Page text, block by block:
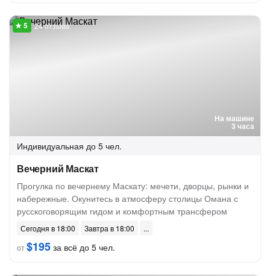
На машине
3 часа
24 отзыва
Индивидуальная до 5 чел.
Вечерний Маскат
Прогулка по вечернему Маскату: мечети, дворцы, рынки и
набережные. Окунитесь в атмосферу столицы Омана с
русскоговорящим гидом и комфортным трансфером
Сегодня в 18:00
Завтра в 18:00
от$195 за всё до 5 чел.